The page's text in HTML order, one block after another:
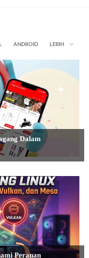
ANDROID LEBIH
Dalam
Peranan